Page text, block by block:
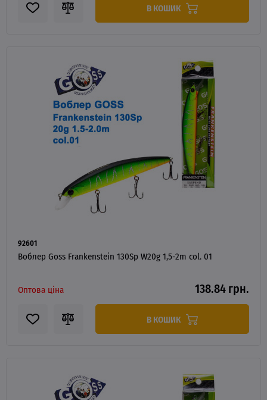
В КОШИК
92601
Воблер Goss Frankenstein 130Sp W20g 1,5-2m col. 01
Оптова ціна 138.84 грн.
В КОШИК